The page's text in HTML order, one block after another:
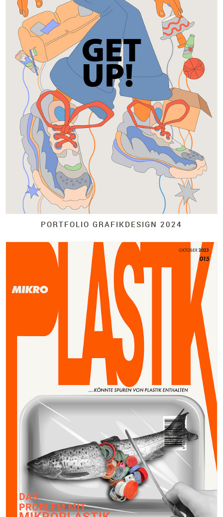
PORTFOLIO GRAFIKDESIGN 2024